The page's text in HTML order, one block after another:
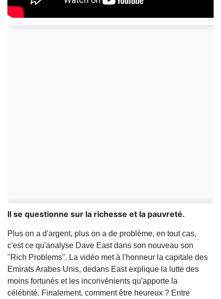
Il se questionne sur la richesse et la pauvreté.
Plus on a d'argent, plus on a de problème, en tout cas,
c'est ce qu'analyse Dave East dans son nouveau son
"Rich Problems". La vidéo met à l'honneur la capitale des
Emirats Arabes Unis, dedans East explique la lutte des
moins fortunés et les inconvénients qu'apporte la
célébrité. Finalement, comment être heureux ? Entre